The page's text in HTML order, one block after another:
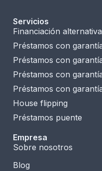
Servicios
Financiación
Préstamos con
Préstamos con
Préstamos con
Préstamos con
House flipping
Préstamos puente
Empresa
Sobre nosotros
Blog